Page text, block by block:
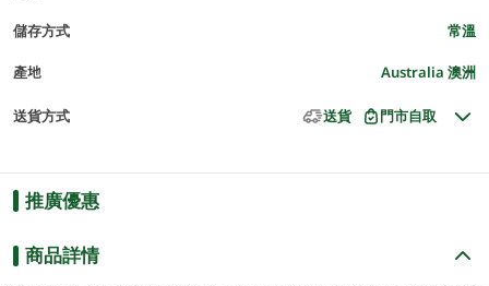
儲存方式 常溫
產地 Australia 澳洲
送貨方式 送貨 門市自取
推廣優惠
商品詳情